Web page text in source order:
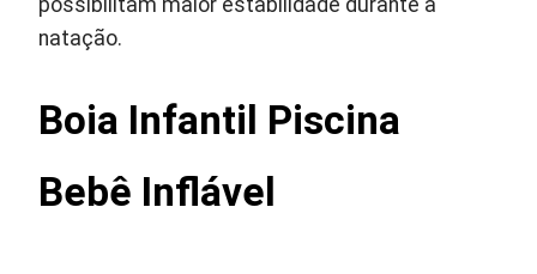
possibilitam maior estabilidade durante a
natação.
Boia Infantil Piscina
Bebê Inflável